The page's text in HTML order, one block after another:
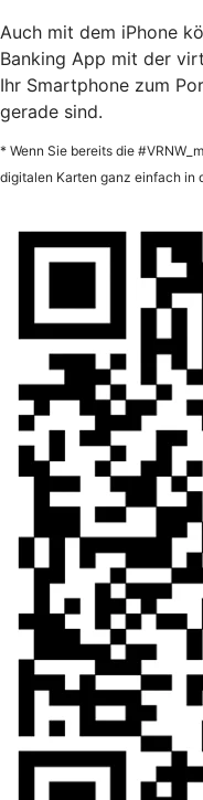
Auch mit dem iPhone
Banking App mit der
Ihr Smartphone zum
gerade sind.
* Wenn Sie bereits die
digitalen Karten ganz einfach in